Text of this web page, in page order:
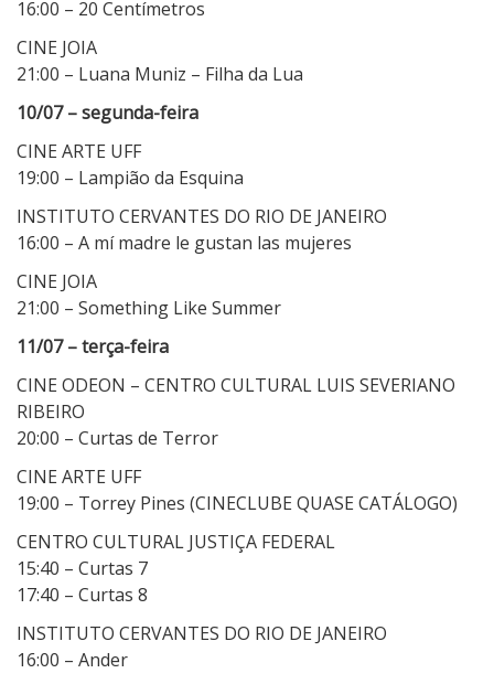
16:00 – 20 Centímetros
CINE JOIA
21:00 – Luana Muniz – Filha da Lua
10/07 – segunda-feira
CINE ARTE UFF
19:00 – Lampião da Esquina
INSTITUTO CERVANTES DO RIO DE JANEIRO
16:00 – A mí madre le gustan las mujeres
CINE JOIA
21:00 – Something Like Summer
11/07 – terça-feira
CINE ODEON – CENTRO CULTURAL LUIS SEVERIANO
RIBEIRO
20:00 – Curtas de Terror
CINE ARTE UFF
19:00 – Torrey Pines (CINECLUBE QUASE CATÁLOGO)
CENTRO CULTURAL JUSTIÇA FEDERAL
15:40 – Curtas 7
17:40 – Curtas 8
INSTITUTO CERVANTES DO RIO DE JANEIRO
16:00 – Ander